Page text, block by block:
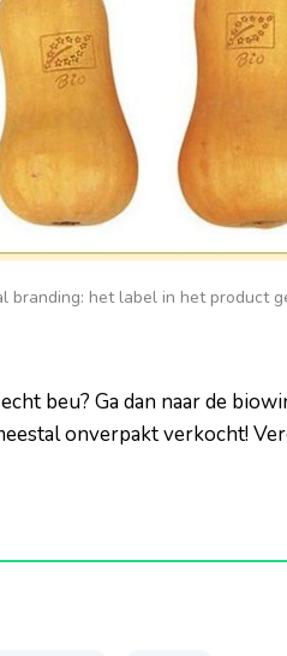
branding: het label in het product
beu? Ga dan naar de
onverpakt verkocht!